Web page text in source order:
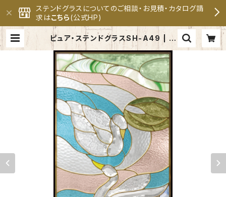
ステンドグラスについてのご相談・お見積・カタログ請
求はこちら(公式HP)
ピュア・ステンドグラスSH-A49 | セ
ブンホーム ステンドグラス専門メー
カー 公式オンラインショップ